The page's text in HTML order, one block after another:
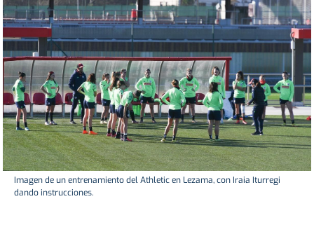
Imagen de un entrenamiento del Athletic en Lezama, con Iraia Iturregi
dando instrucciones.